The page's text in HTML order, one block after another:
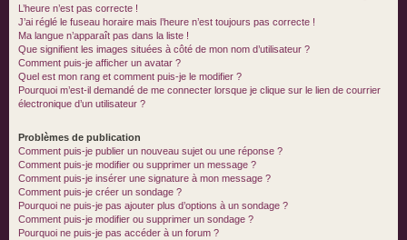
L’heure n’est pas correcte !
J’ai réglé le fuseau horaire mais l’heure n’est toujours pas correcte !
Ma langue n’apparaît pas dans la liste !
Que signifient les images situées à côté de mon nom d’utilisateur ?
Comment puis-je afficher un avatar ?
Quel est mon rang et comment puis-je le modifier ?
Pourquoi m’est-il demandé de me connecter lorsque je clique sur le lien de courrier
électronique d’un utilisateur ?
Problèmes de publication
Comment puis-je publier un nouveau sujet ou une réponse ?
Comment puis-je modifier ou supprimer un message ?
Comment puis-je insérer une signature à mon message ?
Comment puis-je créer un sondage ?
Pourquoi ne puis-je pas ajouter plus d’options à un sondage ?
Comment puis-je modifier ou supprimer un sondage ?
Pourquoi ne puis-je pas accéder à un forum ?